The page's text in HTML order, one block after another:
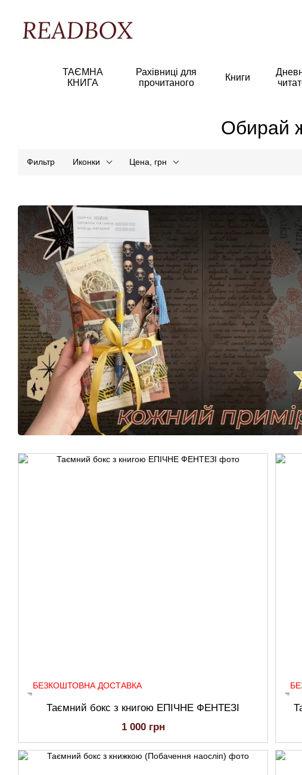
ТАЄМНА
КНИГА
Рахівниці для
прочитаного
Книги
Обирай
Фильтр Иконки Цена, грн
БЕЗКОШТОВНА ДОСТАВКА
Таємний бокс з книгою ЕПІЧНЕ ФЕНТЕЗІ
1 000 грн